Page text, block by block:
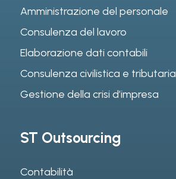
Amministrazione del personale
Consulenza del lavoro
Elaborazione dati contabili
Consulenza civilistica e tributaria
Gestione della crisi d’impresa
ST Outsourcing
Contabilità